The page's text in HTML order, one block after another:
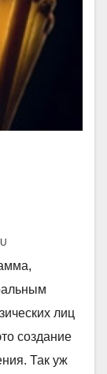
лиц
создание
Так уж